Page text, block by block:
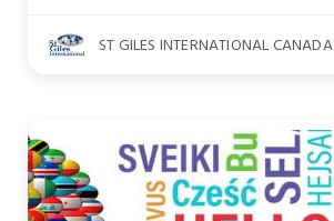
ST GILES INTERNATIONAL CANADA